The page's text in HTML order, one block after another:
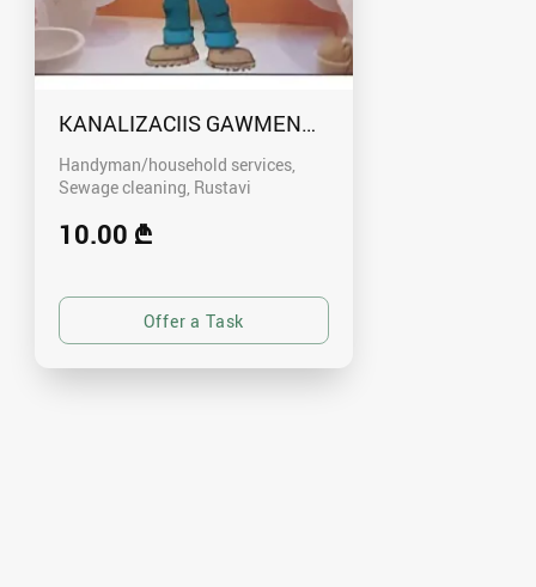
KANALIZACIIS GAWMENDA RUSTAVSHI -
Handyman/household services,
Sewage cleaning Rustavi
10.00 ₾